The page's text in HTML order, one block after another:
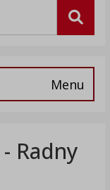
Menu
Radny